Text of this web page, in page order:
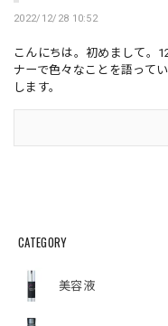
CATEGORY
美容液
2022/12/28 10:52
こんにちは。初めまして。
ナーで色々なことを語って
します。